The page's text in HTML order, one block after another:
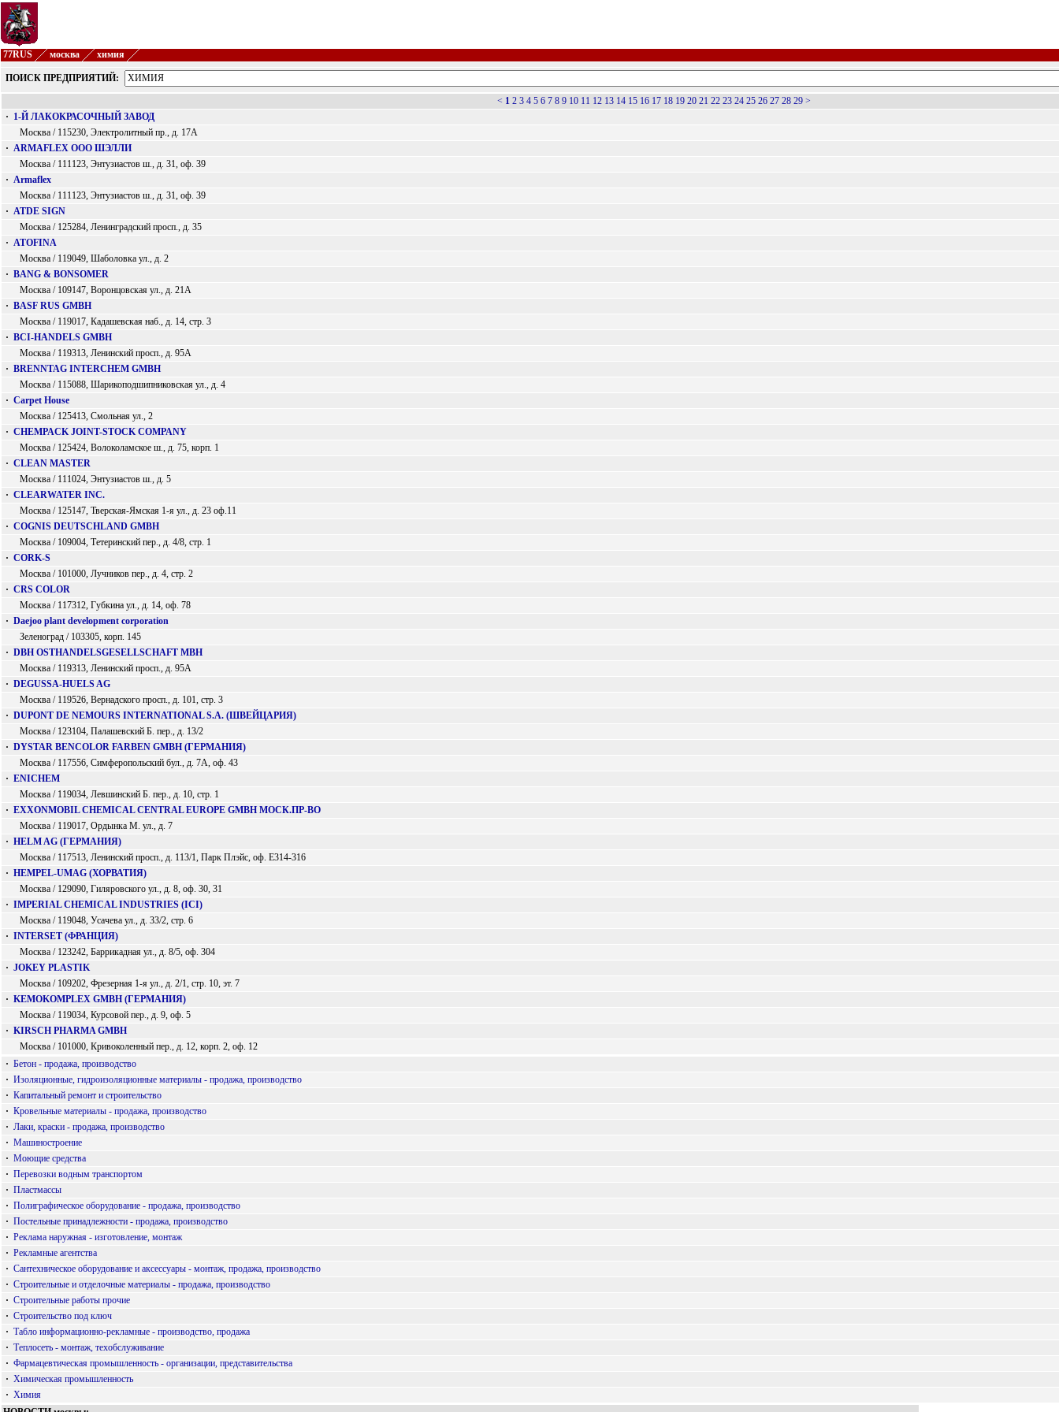
77RUS москва химия
ПОИСК ПРЕДПРИЯТИЙ:
< 1 2 3 4 5 6 7 8 9 10 11 12 13 14 15 16 17 18 19 20 21 22 23 24 25 26 27 28 29 >
· 1-Й ЛАКОКРАСОЧНЫЙ ЗАВОД
Москва / 115230, Электролитный пр., д. 17А
· ARMAFLEX ООО ШЭЛЛИ
Москва / 111123, Энтузиастов ш., д. 31, оф. 39
· Armaflex
Москва / 111123, Энтузиастов ш., д. 31, оф. 39
· ATDE SIGN
Москва / 125284, Ленинградский просп., д. 35
· ATOFINA
Москва / 119049, Шаболовка ул., д. 2
· BANG & BONSOMER
Москва / 109147, Воронцовская ул., д. 21А
· BASF RUS GMBH
Москва / 119017, Кадашевская наб., д. 14, стр. 3
· BCI-HANDELS GMBH
Москва / 119313, Ленинский просп., д. 95А
· BRENNTAG INTERCHEM GMBH
Москва / 115088, Шарикоподшипниковская ул., д. 4
· Carpet House
Москва / 125413, Смольная ул., 2
· CHEMPACK JOINT-STOCK COMPANY
Москва / 125424, Волоколамское ш., д. 75, корп. 1
· CLEAN MASTER
Москва / 111024, Энтузиастов ш., д. 5
· CLEARWATER INC.
Москва / 125147, Тверская-Ямская 1-я ул., д. 23 оф.11
· COGNIS DEUTSCHLAND GMBH
Москва / 109004, Тетеринский пер., д. 4/8, стр. 1
· CORK-S
Москва / 101000, Лучников пер., д. 4, стр. 2
· CRS COLOR
Москва / 117312, Губкина ул., д. 14, оф. 78
· Daejoo plant development corporation
Зеленоград / 103305, корп. 145
· DBH OSTHANDELSGESELLSCHAFT MBH
Москва / 119313, Ленинский просп., д. 95А
· DEGUSSA-HUELS AG
Москва / 119526, Вернадского просп., д. 101, стр. 3
· DUPONT DE NEMOURS INTERNATIONAL S.A. (ШВЕЙЦАРИЯ)
Москва / 123104, Палашевский Б. пер., д. 13/2
· DYSTAR BENCOLOR FARBEN GMBH (ГЕРМАНИЯ)
Москва / 117556, Симферопольский бул., д. 7А, оф. 43
· ENICHEM
Москва / 119034, Левшинский Б. пер., д. 10, стр. 1
· EXXONMOBIL CHEMICAL CENTRAL EUROPE GMBH МОСК.ПР-ВО
Москва / 119017, Ордынка М. ул., д. 7
· HELM AG (ГЕРМАНИЯ)
Москва / 117513, Ленинский просп., д. 113/1, Парк Плэйс, оф. Е314-316
· HEMPEL-UMAG (ХОРВАТИЯ)
Москва / 129090, Гиляровского ул., д. 8, оф. 30, 31
· IMPERIAL CHEMICAL INDUSTRIES (ICI)
Москва / 119048, Усачева ул., д. 33/2, стр. 6
· INTERSET (ФРАНЦИЯ)
Москва / 123242, Баррикадная ул., д. 8/5, оф. 304
· JOKEY PLASTIK
Москва / 109202, Фрезерная 1-я ул., д. 2/1, стр. 10, эт. 7
· KEMOKOMPLEX GMBH (ГЕРМАНИЯ)
Москва / 119034, Курсовой пер., д. 9, оф. 5
· KIRSCH PHARMA GMBH
Москва / 101000, Кривоколенный пер., д. 12, корп. 2, оф. 12
· Бетон - продажа, производство
· Изоляционные, гидроизоляционные материалы - продажа, производство
· Капитальный ремонт и строительство
· Кровельные материалы - продажа, производство
· Лаки, краски - продажа, производство
· Машиностроение
· Моющие средства
· Перевозки водным транспортом
· Пластмассы
· Полиграфическое оборудование - продажа, производство
· Постельные принадлежности - продажа, производство
· Реклама наружная - изготовление, монтаж
· Рекламные агентства
· Сантехническое оборудование и аксессуары - монтаж, продажа, производство
· Строительные и отделочные материалы - продажа, производство
· Строительные работы прочие
· Строительство под ключ
· Табло информационно-рекламные - производство, продажа
· Теплосеть - монтаж, техобслуживание
· Фармацевтическая промышленность - организации, представительства
· Химическая промышленность
· Химия